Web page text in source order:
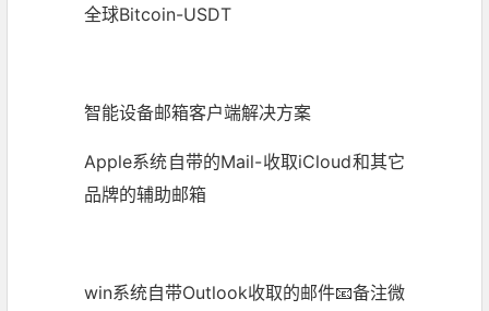
全球Bitcoin-USDT
智能设备邮箱客户端解决方案
Apple系统自带的Mail-收取iCloud和其它
品牌的辅助邮箱
win系统自带Outlook收取的邮件📧备注微